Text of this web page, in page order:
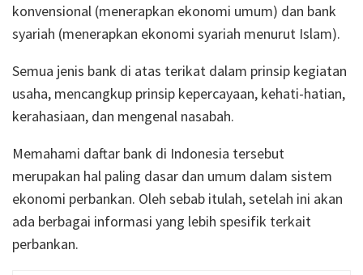
konvensional (menerapkan ekonomi umum) dan bank
syariah (menerapkan ekonomi syariah menurut Islam).
Semua jenis bank di atas terikat dalam prinsip kegiatan
usaha, mencangkup prinsip kepercayaan, kehati-hatian,
kerahasiaan, dan mengenal nasabah.
Memahami daftar bank di Indonesia tersebut
merupakan hal paling dasar dan umum dalam sistem
ekonomi perbankan. Oleh sebab itulah, setelah ini akan
ada berbagai informasi yang lebih spesifik terkait
perbankan.